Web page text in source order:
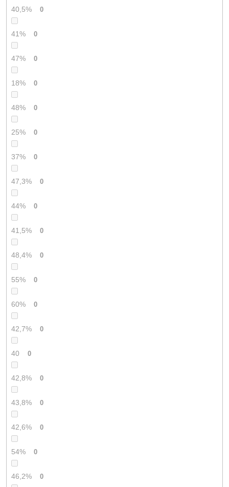
40,5% 0
41% 0
47% 0
18% 0
48% 0
25% 0
37% 0
47,3% 0
44% 0
41,5% 0
48,4% 0
55% 0
60% 0
42,7% 0
40 0
42,8% 0
43,8% 0
42,6% 0
54% 0
46,2% 0